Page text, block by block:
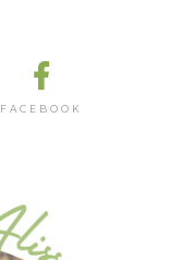
FACEBOOK